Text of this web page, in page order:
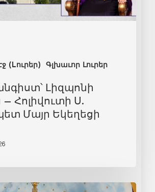
(Lուրեր) Գլխաւոր Լուրեր
Լիզպոնի
Հոլիվուտի Ս.
Մայր Եկեղեցի